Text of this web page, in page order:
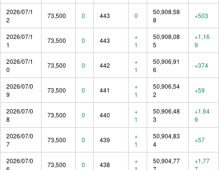
2026/07/1
2
73,500 0 443 0
50,908,58
8
+503
2026/07/1
1
73,500 0 443
+
1
50,908,08
5
+1,16
9
2026/07/1
0
73,500 0 442
+
1
50,906,91
6
+374
2026/07/0
9
73,500 0 441
+
1
50,906,54
2
+59
2026/07/0
8
73,500 0 440
+
1
50,906,48
3
+1,64
9
2026/07/0
7
73,500 0 439
+
1
50,904,83
4
+57
2026/07/0
73,500 0 438
+
50,904,77
+1,77